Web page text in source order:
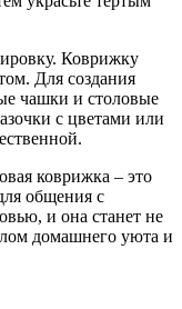
Коврижку
Для создания
чашки и столовые
с цветами или
коврижка – это
общения с
и она станет не
домашнего уюта и